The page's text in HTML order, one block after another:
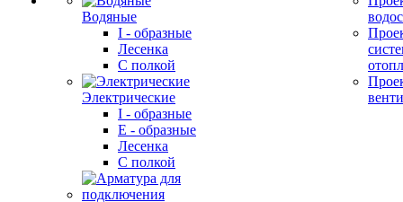
Водяные
I - образные
Лесенка
С полкой
Электрические
I - образные
E - образные
Лесенка
С полкой